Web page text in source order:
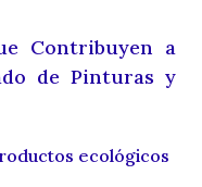
Contribuyen a
de Pinturas y
ecológicos